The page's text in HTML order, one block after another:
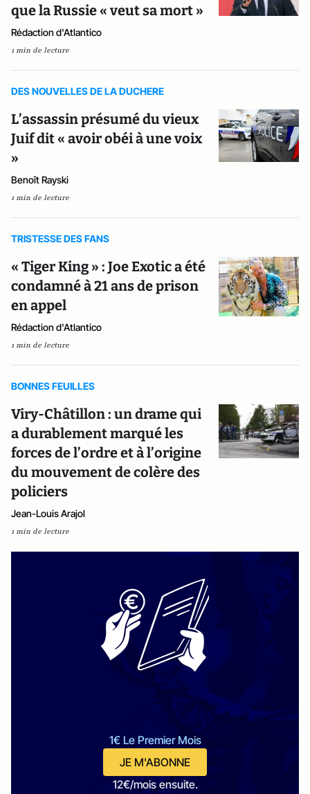
que la Russie « veut sa mort »
Rédaction d'Atlantico
1 min de lecture
DES NOUVELLES DE LA DUCHERE
L’assassin présumé du vieux
Juif dit « avoir obéi à une voix
»
Benoît Rayski
1 min de lecture
TRISTESSE DES FANS
« Tiger King » : Joe Exotic a été
condamné à 21 ans de prison
en appel
Rédaction d'Atlantico
1 min de lecture
BONNES FEUILLES
Viry-Châtillon : un drame qui
a durablement marqué les
forces de l’ordre et à l’origine
du mouvement de colère des
policiers
Jean-Louis Arajol
1 min de lecture
1€ Le Premier Mois
JE M'ABONNE
12€/mois ensuite.